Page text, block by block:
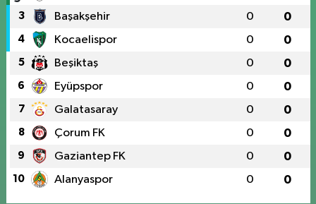
3 Başakşehir 0 0
4 Kocaelispor 0 0
5 Beşiktaş 0 0
6 Eyüpspor 0 0
7 Galatasaray 0 0
8 Çorum FK 0 0
9 Gaziantep FK 0 0
10 Alanyaspor 0 0